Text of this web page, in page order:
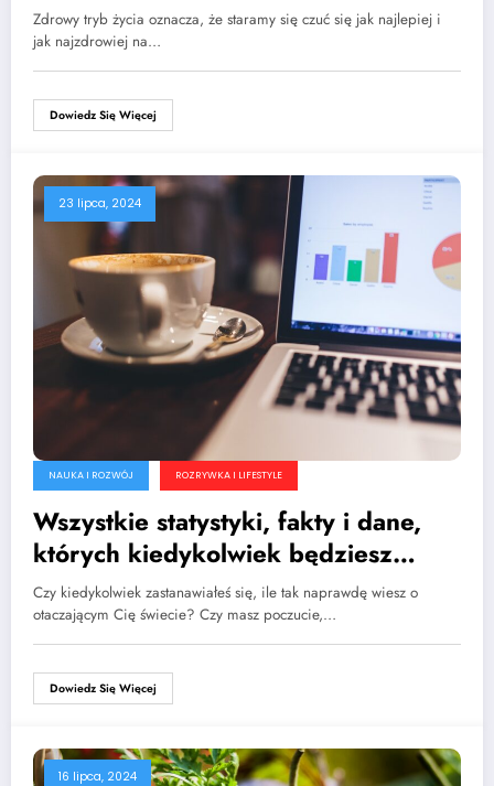
Zdrowy tryb życia oznacza, że staramy się czuć się jak najlepiej i
jak najzdrowiej na…
Dowiedz Się Więcej
23 lipca, 2024
NAUKA I ROZWÓJ ROZRYWKA I LIFESTYLE
Wszystkie statystyki, fakty i dane,
których kiedykolwiek będziesz
potrzebować
Czy kiedykolwiek zastanawiałeś się, ile tak naprawdę wiesz o
otaczającym Cię świecie? Czy masz poczucie,…
Dowiedz Się Więcej
16 lipca, 2024